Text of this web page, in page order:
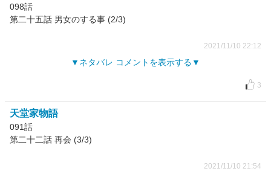
098話
第二十五話 男女のする事 (2/3)
2021/11/10 22:12
ネタバレ コメントを表示する
3
天堂家物語
091話
第二十二話 再会 (3/3)
2021/11/10 21:54